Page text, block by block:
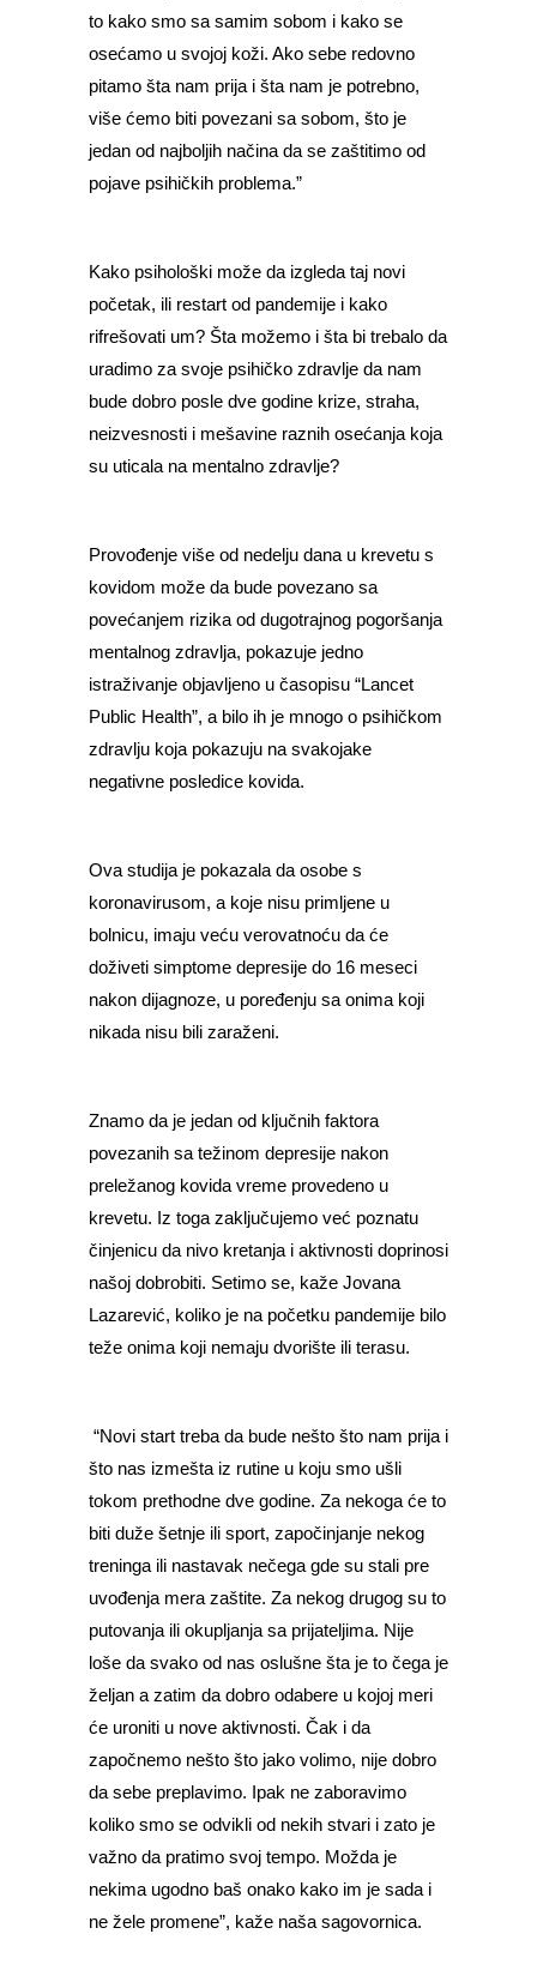
to kako smo sa samim sobom i kako se
osećamo u svojoj koži. Ako sebe redovno
pitamo šta nam prija i šta nam je potrebno,
više ćemo biti povezani sa sobom, što je
jedan od najboljih načina da se zaštitimo od
pojave psihičkih problema.”
Kako psihološki može da izgleda taj novi
početak, ili restart od pandemije i kako
rifrešovati um? Šta možemo i šta bi trebalo da
uradimo za svoje psihičko zdravlje da nam
bude dobro posle dve godine krize, straha,
neizvesnosti i mešavine raznih osećanja koja
su uticala na mentalno zdravlje?
Provođenje više od nedelju dana u krevetu s
kovidom može da bude povezano sa
povećanjem rizika od dugotrajnog pogoršanja
mentalnog zdravlja, pokazuje jedno
istraživanje objavljeno u časopisu “Lancet
Public Health”, a bilo ih je mnogo o psihičkom
zdravlju koja pokazuju na svakojake
negativne posledice kovida.
Ova studija je pokazala da osobe s
koronavirusom, a koje nisu primljene u
bolnicu, imaju veću verovatnoću da će
doživeti simptome depresije do 16 meseci
nakon dijagnoze, u poređenju sa onima koji
nikada nisu bili zaraženi.
Znamo da je jedan od ključnih faktora
povezanih sa težinom depresije nakon
preležanog kovida vreme provedeno u
krevetu. Iz toga zaključujemo već poznatu
činjenicu da nivo kretanja i aktivnosti doprinosi
našoj dobrobiti. Setimo se, kaže Jovana
Lazarević, koliko je na početku pandemije bilo
teže onima koji nemaju dvorište ili terasu.
“Novi start treba da bude nešto što nam prija i
što nas izmešta iz rutine u koju smo ušli
tokom prethodne dve godine. Za nekoga će to
biti duže šetnje ili sport, započinjanje nekog
treninga ili nastavak nečega gde su stali pre
uvođenja mera zaštite. Za nekog drugog su to
putovanja ili okupljanja sa prijateljima. Nije
loše da svako od nas oslušne šta je to čega je
željan a zatim da dobro odabere u kojoj meri
će uroniti u nove aktivnosti. Čak i da
započnemo nešto što jako volimo, nije dobro
da sebe preplavimo. Ipak ne zaboravimo
koliko smo se odvikli od nekih stvari i zato je
važno da pratimo svoj tempo. Možda je
nekima ugodno baš onako kako im je sada i
ne žele promene”, kaže naša sagovornica.